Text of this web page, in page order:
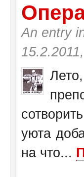
An entry
уюта
на что...